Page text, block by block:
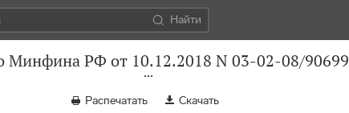
Найти
Минфина РФ от 10.12.2018 N 03-02-08/90699
Распечатать Скачать